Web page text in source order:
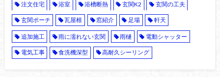
注文住宅 浴室 浴槽断熱 玄関K2 玄関の工夫
玄関ポーチ 瓦屋根 窓紹介 足場 軒天
追加施工 雨に濡れない玄関 雨樋 電動シャッター
電気工事 食洗機深型 高耐久シーリング